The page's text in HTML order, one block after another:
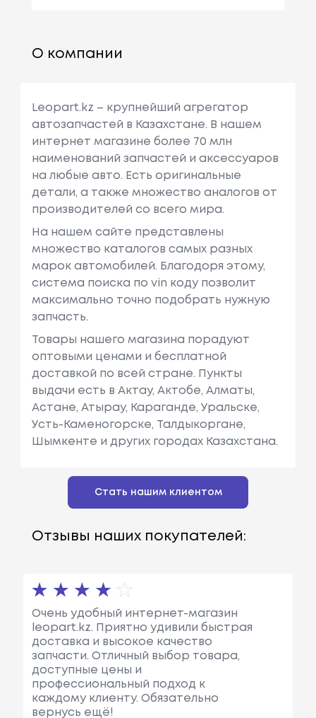
О компании
Leopart.kz – крупнейший агрегатор
автозапчастей в Казахстане. В нашем
интернет магазине более 70 млн
наименований запчастей и аксессуаров
на любые авто. Есть оригинальные
детали, а также множество аналогов от
производителей со всего мира.
На нашем сайте представлены
множество каталогов самых разных
марок автомобилей. Благодоря этому,
система поиска по vin коду позволит
максимально точно подобрать нужную
запчасть.
Товары нашего магазина порадуют
оптовыми ценами и бесплатной
доставкой по всей стране. Пункты
выдачи есть в Актау, Актобе, Алматы,
Астане, Атырау, Караганде, Уральске,
Усть-Каменогорске, Талдыкоргане,
Шымкенте и других городах Казахстана.
Стать нашим клиентом
Отзывы наших покупателей:
Очень удобный интернет-магазин
leopart.kz. Приятно удивили быстрая
доставка и высокое качество
запчасти. Отличный выбор товара,
доступные цены и
профессиональный подход к
каждому клиенту. Обязательно
вернусь ещё!